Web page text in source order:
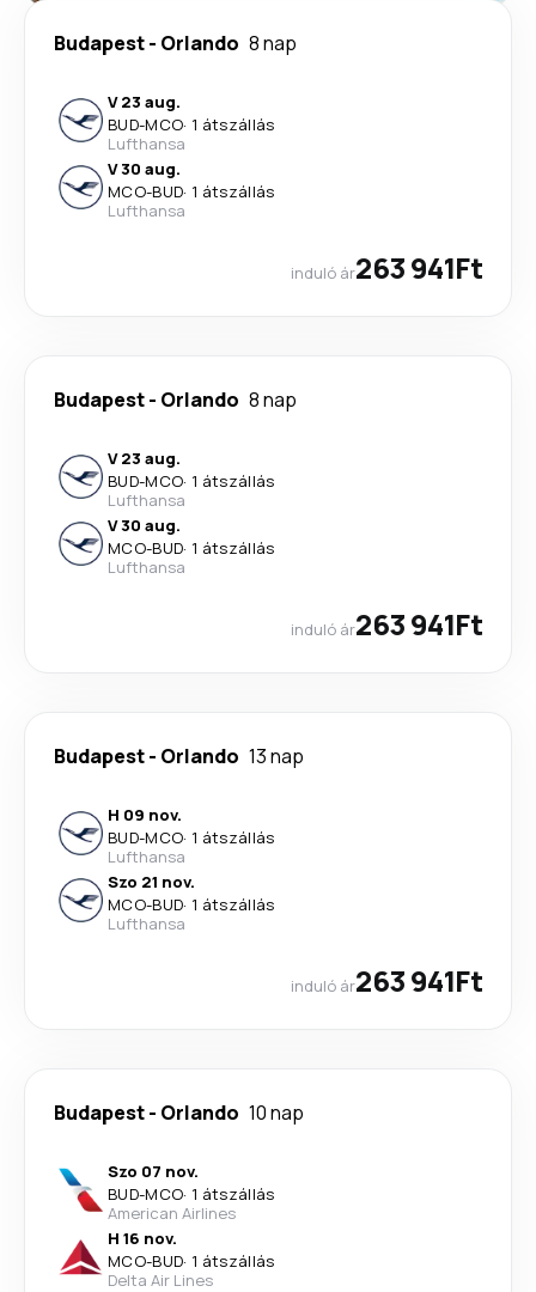
Budapest- Orlando 8 nap
V 23 aug.
BUD-MCO· 1 átszállás
Lufthansa
V 30 aug.
MCO-BUD· 1 átszállás
Lufthansa
induló ár263 941Ft
Budapest- Orlando 8 nap
V 23 aug.
BUD-MCO· 1 átszállás
Lufthansa
V 30 aug.
MCO-BUD· 1 átszállás
Lufthansa
induló ár263 941Ft
Budapest- Orlando 13 nap
H 09 nov.
BUD-MCO· 1 átszállás
Lufthansa
Szo 21 nov.
MCO-BUD· 1 átszállás
Lufthansa
induló ár263 941Ft
Budapest- Orlando 10 nap
Szo 07 nov.
BUD-MCO· 1 átszállás
American Airlines
H 16 nov.
MCO-BUD· 1 átszállás
Delta Air Lines